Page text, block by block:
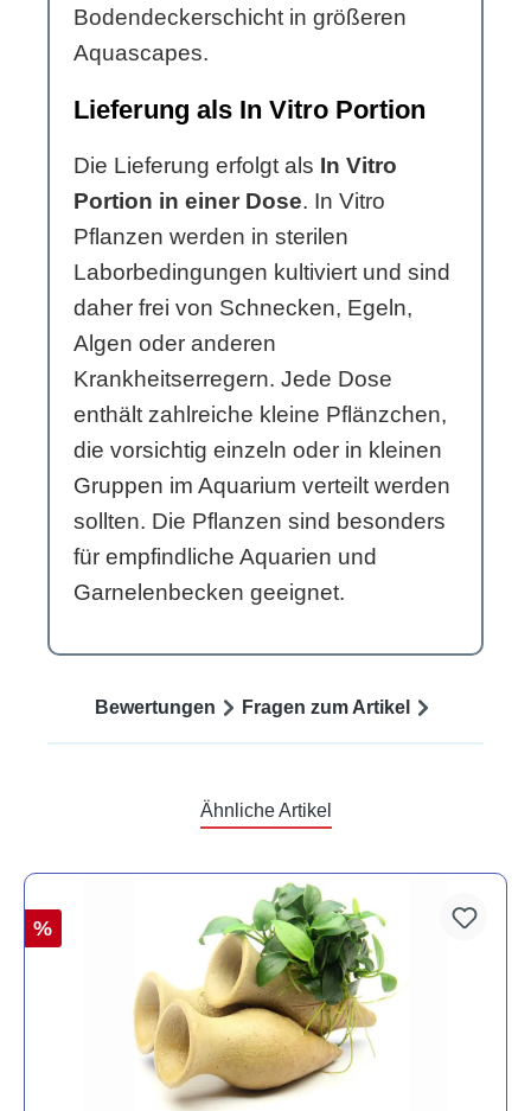
Bodendeckerschicht in größeren
Aquascapes.
Lieferung als In Vitro Portion
Die Lieferung erfolgt als In Vitro
Portion in einer Dose. In Vitro
Pflanzen werden in sterilen
Laborbedingungen kultiviert und sind
daher frei von Schnecken, Egeln,
Algen oder anderen
Krankheitserregern. Jede Dose
enthält zahlreiche kleine Pflänzchen,
die vorsichtig einzeln oder in kleinen
Gruppen im Aquarium verteilt werden
sollten. Die Pflanzen sind besonders
für empfindliche Aquarien und
Garnelenbecken geeignet.
Bewertungen Fragen zum Artikel
Ähnliche Artikel
%